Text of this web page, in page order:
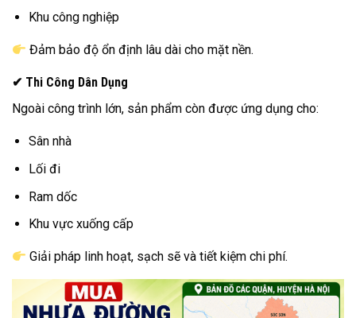
Khu công nghiệp
Đảm bảo độ ổn định lâu dài cho mặt nền.
✔ Thi Công Dân Dụng
Ngoài công trình lớn, sản phẩm còn được ứng dụng cho:
Sân nhà
Lối đi
Ram dốc
Khu vực xuống cấp
Giải pháp linh hoạt, sạch sẽ và tiết kiệm chi phí.